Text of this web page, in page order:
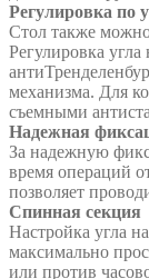
Регулировка по
Стол также
Регулировка
механизма. Для
съемными
Надежная
За надежную
время операций
позволяет
Спинная секция
Настройка угла
максимально
или против